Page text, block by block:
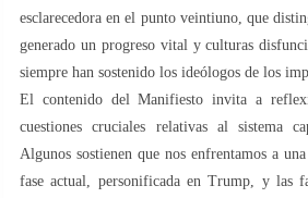
esclarecedora en el punto veintiuno, que
generado un progreso vital y culturas
siempre han sostenido los ideólogos de los
El contenido del Manifiesto invita a
cuestiones cruciales relativas al sistema
Algunos sostienen que nos enfrentamos a
fase actual, personificada en Trump, y las